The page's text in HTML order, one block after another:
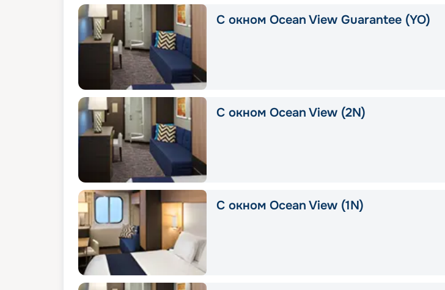
С окном Ocean View Guarantee (YO)
С окном Ocean View (2N)
С окном Ocean View (1N)